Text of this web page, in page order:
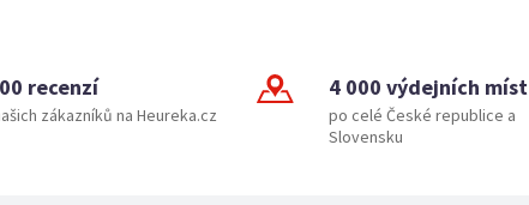
recenzí
zákazníků na Heureka.cz
4 000 výdejních míst
po celé České republice a
Slovensku